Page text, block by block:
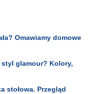
Omawiamy domowe
glamour? Kolory,
stołowa. Przegląd